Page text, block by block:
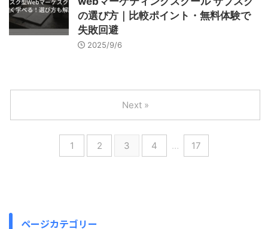
の選び方｜比較ポイント・無料体験で
失敗回避
2025/9/6
1 2 3 4 … 17
Next »
ページカテゴリー